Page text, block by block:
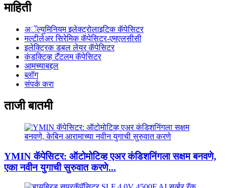
माहिती
अॅल्युमिनियम इलेक्ट्रोलाइटिक कॅपेसिटर
मल्टीलेअर सिरेमिक कॅपेसिटर-एमएलसीसी
इलेक्ट्रिक डबल लेयर कॅपेसिटर
कंडक्टिव्ह टॅंटलम कॅपेसिटर
आमच्याबद्दल
ब्लॉग
संपर्क करा
ताजी बातमी
YMIN कॅपेसिटर: ऑटोमोटिव्ह एअर कंडिशनिंगला सक्षम बनवणे,
एका नवीन युगाची सुरुवात करणे...